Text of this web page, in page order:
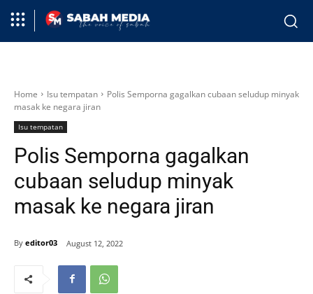
Home Isu tempatan
Polis Semporna gagalkan cubaan seludup minyak
masak ke negara jiran
Isu tempatan
Polis Semporna gagalkan
cubaan seludup minyak
masak ke negara jiran
By editor03 August 12, 2022